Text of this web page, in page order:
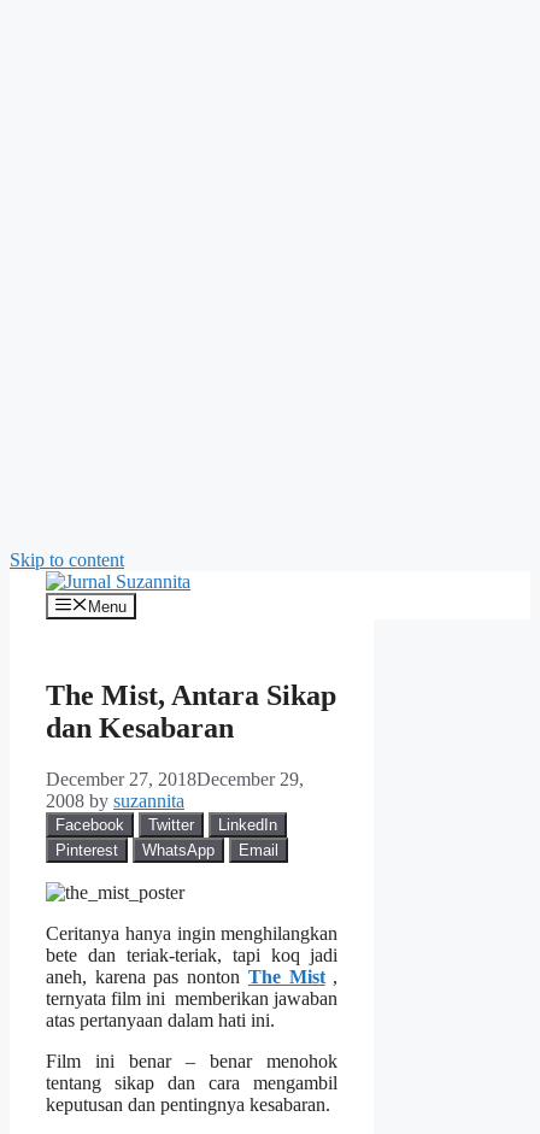
Skip to content
Menu
The Mist, Antara Sikap
dan Kesabaran
December 27, 2018December 29,
2008 by suzannita
Facebook Twitter
LinkedIn
Pinterest
WhatsApp Email
Ceritanya hanya ingin menghilangkan
bete dan teriak-teriak, tapi koq jadi
aneh, karena pas nonton The Mist ,
ternyata film ini memberikan jawaban
atas pertanyaan dalam hati ini.
Film ini benar – benar menohok
tentang sikap dan cara mengambil
keputusan dan pentingnya kesabaran.